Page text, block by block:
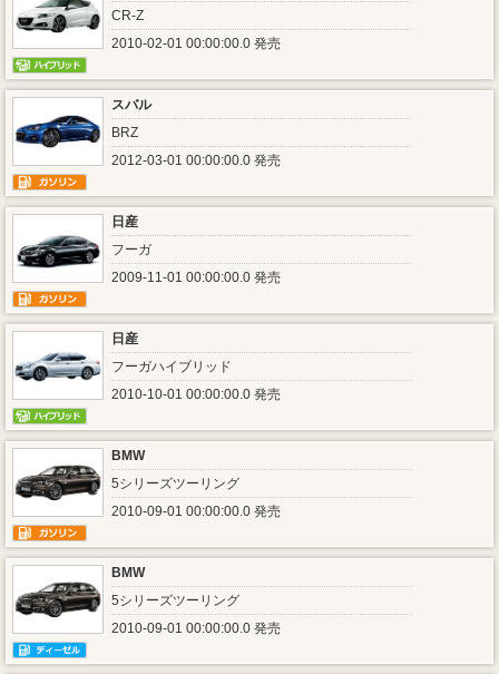
CR-Z
2010-02-01 00:00:00.0 発売
スバル
BRZ
2012-03-01 00:00:00.0 発売
日産
フーガ
2009-11-01 00:00:00.0 発売
日産
フーガハイブリッド
2010-10-01 00:00:00.0 発売
BMW
5シリーズツーリング
2010-09-01 00:00:00.0 発売
BMW
5シリーズツーリング
2010-09-01 00:00:00.0 発売